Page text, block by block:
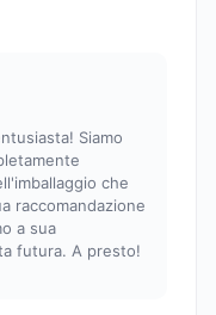
Siamo
che
raccomandazione
a sua
futura. A presto!